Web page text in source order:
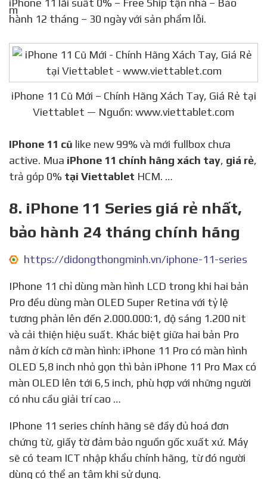
iPhone 11 lãi suất 0% – Free Ship tận nhà – Bảo
hành 12 tháng – 30 ngày với sản phẩm lỗi.
iPhone 11 Cũ Mới – Chính Hãng Xách Tay, Giá Rẻ tại
Viettablet — Nguồn: www.viettablet.com
IPhone 11 cũ like new 99% và mới fullbox chưa
active. Mua iPhone 11 chính hãng xách tay, giá rẻ,
trả góp 0% tại Viettablet HCM. …
8. iPhone 11 Series giá rẻ nhất,
bảo hành 24 tháng chính hãng
https://didongthongminh.vn/iphone-11-series
IPhone 11 chỉ dùng màn hình LCD trong khi hai bản
Pro đều dùng màn OLED Super Retina với tỷ lệ
tương phản lên đến 2.000.000:1, độ sáng 1.200 nit
và cải thiện hiệu suất. Khác biệt giữa hai bản Pro
nằm ở kích cỡ màn hình: iPhone 11 Pro có màn hình
OLED 5,8 inch nhỏ gọn thì bản iPhone 11 Pro Max có
màn OLED lên tới 6,5 inch, phù hợp với những người
có nhu cầu giải trí cao …
IPhone 11 series chính hãng sẽ đầy đủ hoá đơn
chứng từ, giấy tờ đảm bảo nguồn gốc xuất xứ. Máy
sẽ có team ICT nhập khẩu chính hãng, từ đó người
dùng có thể an tâm khi sử dụng.